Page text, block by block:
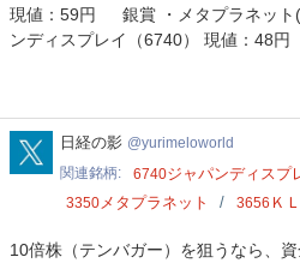
現値：59円 銀賞 ・メタプラネット
ンディスプレイ（6740） 現値：48
yurimeloworld
日経の影 yurimeloworld
関連銘柄
6740ジャパンディスプ
3350メタプラネット 3656 Ｋ
10倍株（テンバガー）を狙うなら、